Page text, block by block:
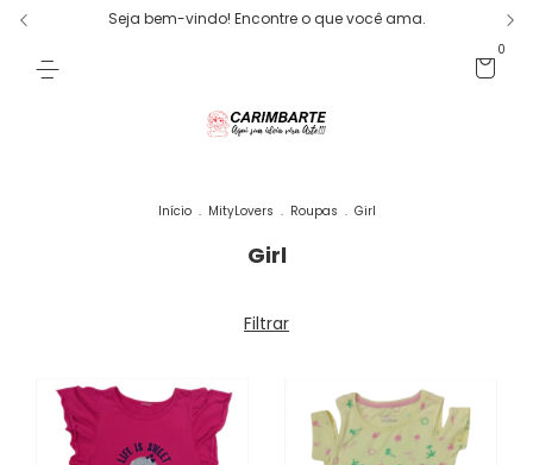
Seja bem-vindo! Encontre o que você ama.
0
Início . MityLovers . Roupas . Girl
Girl
Filtrar